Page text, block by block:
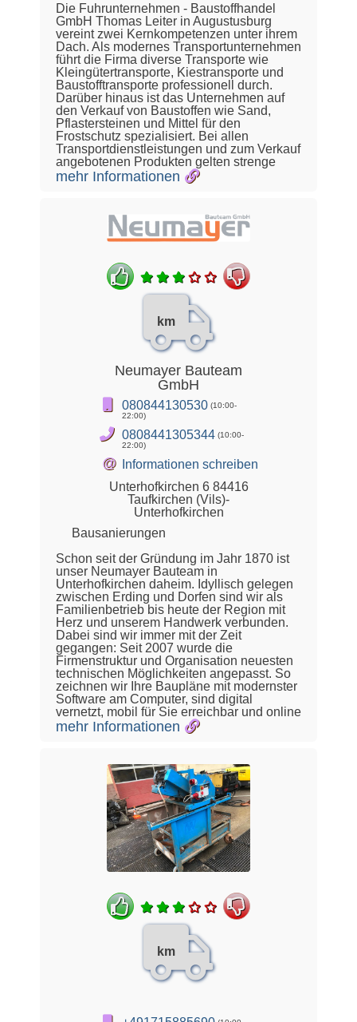
Die Fuhrunternehmen - Baustoffhandel
GmbH Thomas Leiter in Augustusburg
vereint zwei Kernkompetenzen unter ihrem
Dach. Als modernes Transportunternehmen
führt die Firma diverse Transporte wie
Kleingütertransporte, Kiestransporte und
Baustofftransporte professionell durch.
Darüber hinaus ist das Unternehmen auf
den Verkauf von Baustoffen wie Sand,
Pflastersteinen und Mittel für den
Frostschutz spezialisiert. Bei allen
Transportdienstleistungen und zum Verkauf
angebotenen Produkten gelten strenge
mehr Informationen
km
Neumayer Bauteam
GmbH
080844130530 (10:00-
22:00)
0808441305344 (10:00-
22:00)
@
Informationen schreiben
Unterhofkirchen 6 84416
Taufkirchen (Vils)-
Unterhofkirchen
Bausanierungen
Schon seit der Gründung im Jahr 1870 ist
unser Neumayer Bauteam in
Unterhofkirchen daheim. Idyllisch gelegen
zwischen Erding und Dorfen sind wir als
Familienbetrieb bis heute der Region mit
Herz und unserem Handwerk verbunden.
Dabei sind wir immer mit der Zeit
gegangen: Seit 2007 wurde die
Firmenstruktur und Organisation neuesten
technischen Möglichkeiten angepasst. So
zeichnen wir Ihre Baupläne mit modernster
Software am Computer, sind digital
vernetzt, mobil für Sie erreichbar und online
mehr Informationen
km